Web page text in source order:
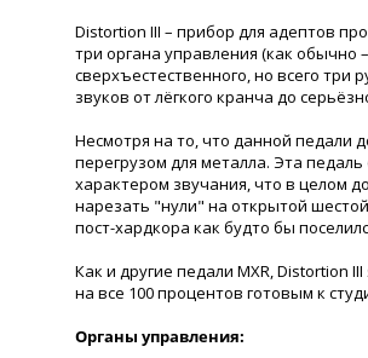
Distortion III – прибор для адептов
три органа управления (как обычно
сверхъестественного, но всего
звуков от лёгкого кранча до
Несмотря на то, что данной педали
перегрузом для металла. Эта
характером звучания, что в целом
нарезать "нули" на открытой
пост-хардкора как будто бы
Как и другие педали MXR, Distortion
на все 100 процентов готовым к
Органы управления: